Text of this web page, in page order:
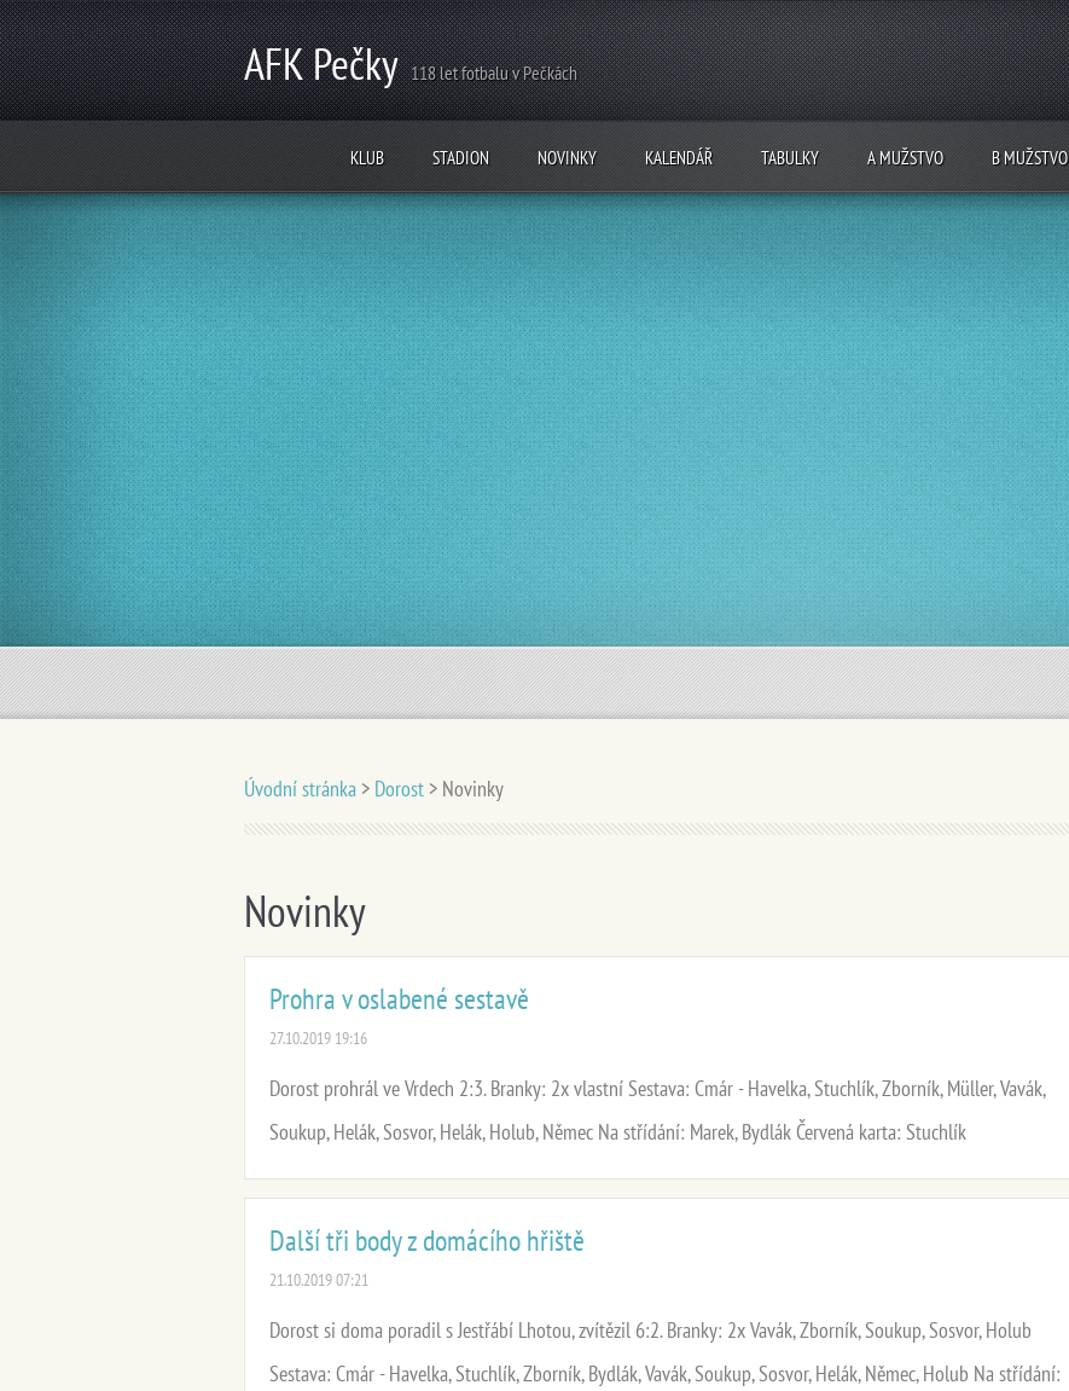
AFK Pečky 118 let fotbalu v Pečkách
KLUB STADION NOVINKY KALENDÁŘ TABULKY A MUŽSTVO B MUŽSTVO
Úvodní stránka > Dorost > Novinky
Novinky
Prohra v oslabené sestavě
27.10.2019 19:16
Dorost prohrál ve Vrdech 2:3. Branky: 2x vlastní Sestava: Cmár - Havelka, Stuchlík, Zborník, Müller, Vavák,
Soukup, Helák, Sosvor, Helák, Holub, Němec Na střídání: Marek, Bydlák Červená karta: Stuchlík
Další tři body z domácího hřiště
21.10.2019 07:21
Dorost si doma poradil s Jestřábí Lhotou, zvítězil 6:2. Branky: 2x Vavák, Zborník, Soukup, Sosvor, Holub
Sestava: Cmár - Havelka, Stuchlík, Zborník, Bydlák, Vavák, Soukup, Sosvor, Helák, Němec, Holub Na střídání: